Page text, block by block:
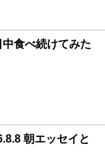
食べ続けてみた
朝エッセイと